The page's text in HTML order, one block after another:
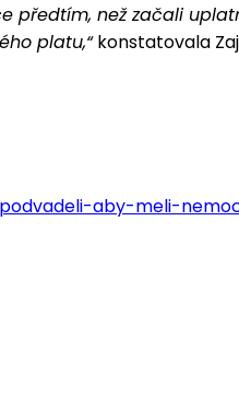
předtím, než začali
platu,“konstatovala
aby-meli-